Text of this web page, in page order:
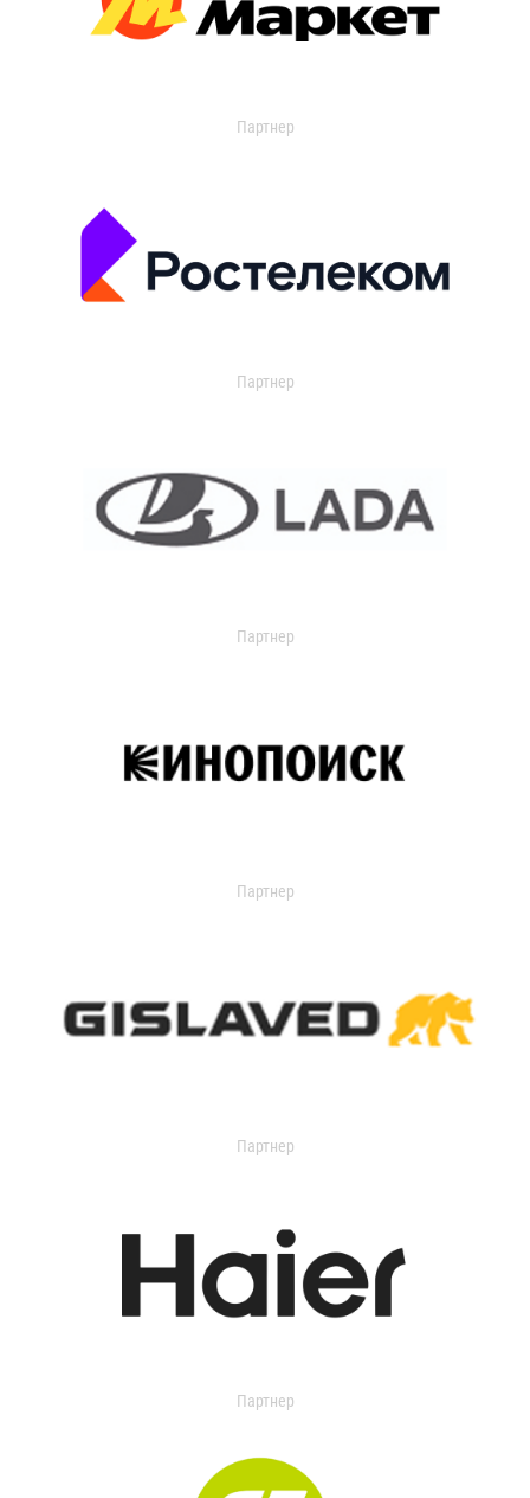
Партнер
Партнер
Партнер
Партнер
Партнер
Партнер